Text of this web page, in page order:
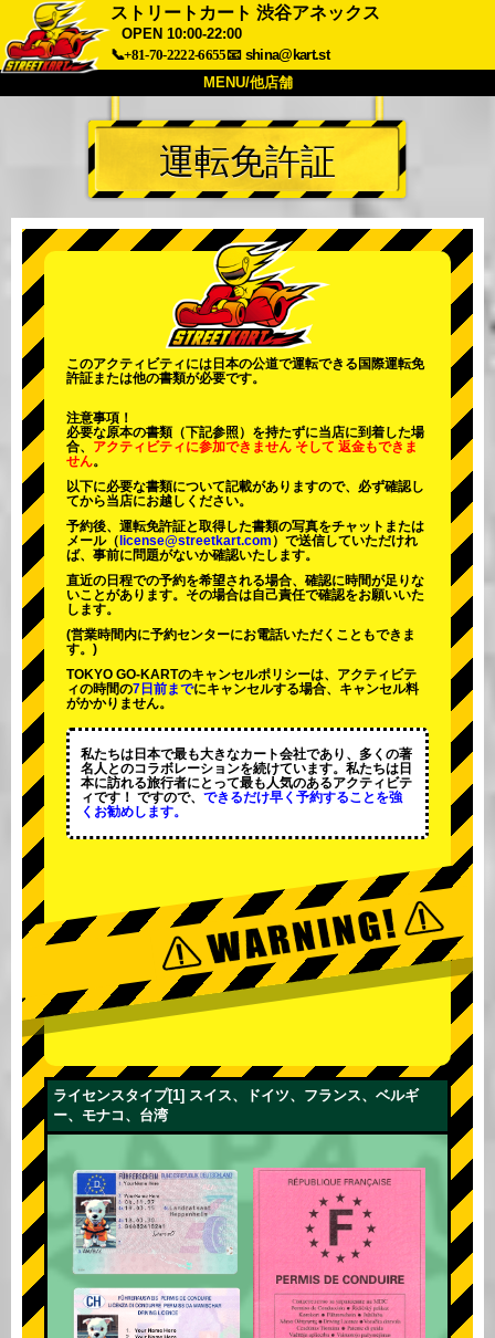
ストリートカート 渋谷アネックス
OPEN 10:00-22:00
📞+81-70-2222-6655📧 shina@kart.st
MENU/他店舗
概要 車両 価格
アクセス 評価
他店舗
東京 秋葉原 #2
東京 渋谷アネックス 東京ベイ
東京 浅草
沖縄
運転免許証
このアクティビティには日本の公道で運転できる国際運転免
許証または他の書類が必要です。
注意事項！
必要な原本の書類（下記参照）を持たずに当店に到着した場
合、 アクティビティに参加できません そして 返金もできま
せん。
以下に必要な書類について記載がありますので、必ず確認し
てから当店にお越しください。
予約後、運転免許証と取得した書類の写真をチャットまたは
メール（ license@streetkart.com ）で送信していただけれ
ば、事前に問題がないか確認いたします。
直近の日程での予約を希望される場合、確認に時間が足りな
いことがあります。その場合は自己責任で確認をお願いいた
します。
(営業時間内に予約センターにお電話いただくこともできま
す。)
TOKYO GO-KARTのキャンセルポリシーは、アクティビテ
ィの時間の7日前までにキャンセルする場合、キャンセル料
がかかりません。
私たちは日本で最も大きなカート会社であり、 多くの著
名人 とのコラボレーションを続けています。私たちは日
本に訪れる旅行者にとって最も人気のあるアクティビテ
ィです！ ですので、 できるだけ早く予約することを強
くお勧めします。
ライセンスタイプ[1] スイス、ドイツ、フランス、ベルギ
ー、モナコ、台湾